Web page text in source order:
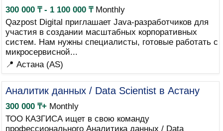
300 000 ₸ - 1 100 000 ₸Monthly
Qazpost Digital приглашает Java-разработчиков для
участия в создании масштабных корпоративных
систем. Нам нужны специалисты, готовые работать с
микросервисной...
📍 Астана (AS)
Аналитик данных / Data Scientist в Астану
300 000 ₸+Monthly
ТОО КАЗГИСА ищет в свою команду
профессионального Аналитика данных / Data